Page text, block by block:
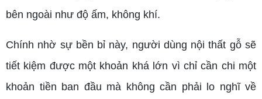
bên ngoài như độ ấm, không khí.
Chính nhờ sự bền bỉ này, người dùng nội thất gỗ sẽ
tiết kiệm được một khoản khá lớn vì chỉ cần chi một
khoản tiền ban đầu mà không cần phải lo nghĩ về